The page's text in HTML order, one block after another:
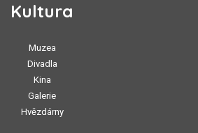
Kultura
Muzea
Divadla
Kina
Galerie
Hvězdárny